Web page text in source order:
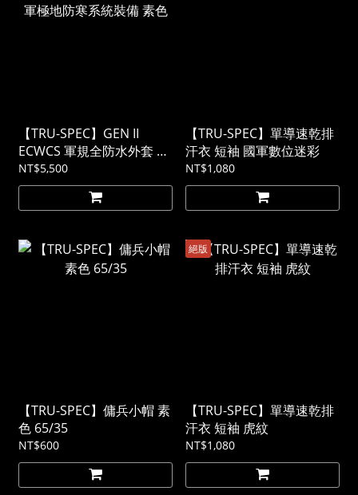
【TRU-SPEC】GEN II
ECWCS 軍規全防水外套 美
軍極地防寒系統裝備 素色
NT$5,500
【TRU-SPEC】單導速乾排
汗衣 短袖 國軍數位迷彩
NT$1,080
【TRU-SPEC】傭兵小帽 素
色 65/35
NT$600
絕版
【TRU-SPEC】單導速乾排
汗衣 短袖 虎紋
NT$1,080